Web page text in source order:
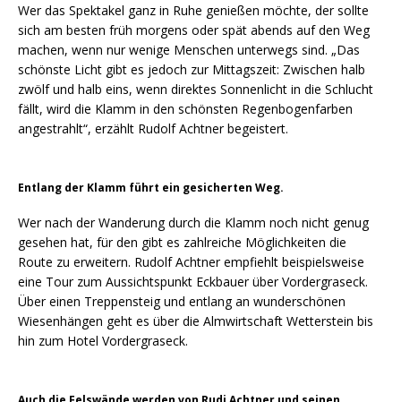
Wer das Spektakel ganz in Ruhe genießen möchte, der sollte
sich am besten früh morgens oder spät abends auf den Weg
machen, wenn nur wenige Menschen unterwegs sind. „Das
schönste Licht gibt es jedoch zur Mittagszeit: Zwischen halb
zwölf und halb eins, wenn direktes Sonnenlicht in die Schlucht
fällt, wird die Klamm in den schönsten Regenbogenfarben
angestrahlt“, erzählt Rudolf Achtner begeistert.
Entlang der Klamm führt ein gesicherten Weg.
Wer nach der Wanderung durch die Klamm noch nicht genug
gesehen hat, für den gibt es zahlreiche Möglichkeiten die
Route zu erweitern. Rudolf Achtner empfiehlt beispielsweise
eine Tour zum Aussichtspunkt Eckbauer über Vordergraseck.
Über einen Treppensteig und entlang an wunderschönen
Wiesenhängen geht es über die Almwirtschaft Wetterstein bis
hin zum Hotel Vordergraseck.